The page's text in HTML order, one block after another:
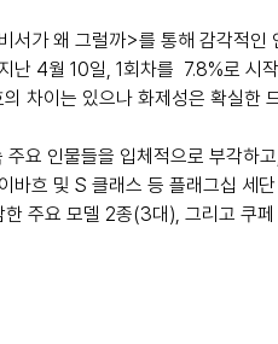
가 왜 그럴까>를 통해 감각적인
4월 10일, 1회차를  7.8%로 시
차이는 있으나 화제성은 확실한
요 인물들을 입체적으로 부각하
흐 및 S 클래스 등 플래그십 세
주요 모델 2종(3대), 그리고 쿠